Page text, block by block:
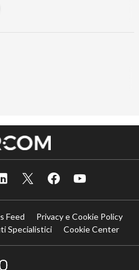
Feed
Privacy e Cookie Policy
Specialistici
Cookie Center